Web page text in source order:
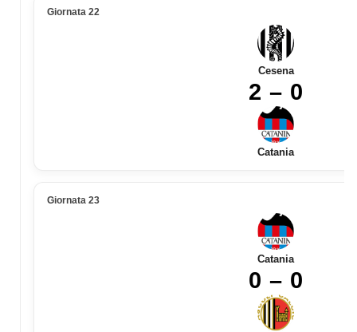
Giornata 22
Cesena
2 – 0
Catania
Giornata 23
Catania
0 – 0